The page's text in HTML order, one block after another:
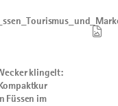
klingelt:
Füssen im